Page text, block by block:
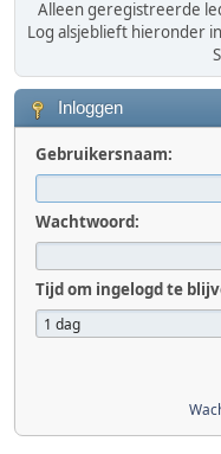
Alleen geregistreerde
Log alsjeblieft hieronder
Inloggen
Gebruikersnaam:
Wachtwoord:
Tijd om ingelogd te